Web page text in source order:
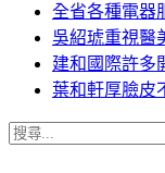
主
要
內
容
全省各種電器
吳紹琥重視醫
建和國際許多
葉和軒厚臉皮
搜